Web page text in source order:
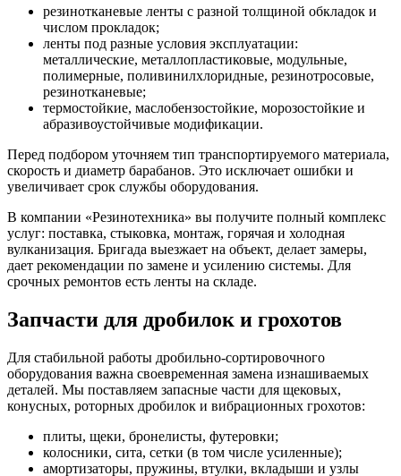
резинотканевые ленты с разной толщиной обкладок и
числом прокладок;
ленты под разные условия эксплуатации:
металлические, металлопластиковые, модульные,
полимерные, поливинилхлоридные, резинотросовые,
резинотканевые;
термостойкие, маслобензостойкие, морозостойкие и
абразивоустойчивые модификации.
Перед подбором уточняем тип транспортируемого материала,
скорость и диаметр барабанов. Это исключает ошибки и
увеличивает срок службы оборудования.
В компании «Резинотехника» вы получите полный комплекс
услуг: поставка, стыковка, монтаж, горячая и холодная
вулканизация. Бригада выезжает на объект, делает замеры,
дает рекомендации по замене и усилению системы. Для
срочных ремонтов есть ленты на складе.
Запчасти для дробилок и грохотов
Для стабильной работы дробильно-сортировочного
оборудования важна своевременная замена изнашиваемых
деталей. Мы поставляем запасные части для щековых,
конусных, роторных дробилок и вибрационных грохотов:
плиты, щеки, бронелисты, футеровки;
колосники, сита, сетки (в том числе усиленные);
амортизаторы, пружины, втулки, вкладыши и узлы